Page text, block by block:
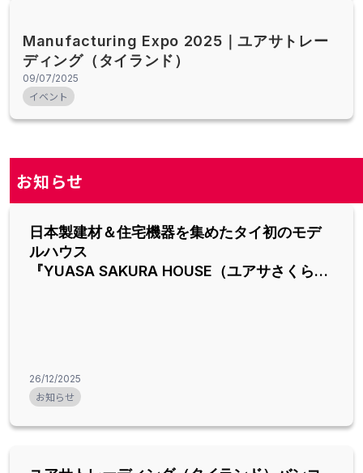
Manufacturing Expo 2025｜ユアサトレー
ディング（タイランド）
09/07/2025
イベント
お知らせ
日本製建材＆住宅機器を集めたタイ初のモデ
ルハウス
『YUASA SAKURA HOUSE（ユアサさくらハ
26/12/2025
お知らせ